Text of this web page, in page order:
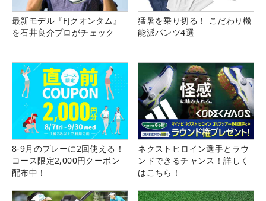
最新モデル『FJクオンタム』
を石井良介プロがチェック
猛暑を乗り切る！ こだわり機
能派パンツ4選
8-9月のプレーに2回使える！
コース限定2,000円クーポン
配布中！
ネクストヒロイン選手とラウ
ンドできるチャンス！詳しく
はこちら！